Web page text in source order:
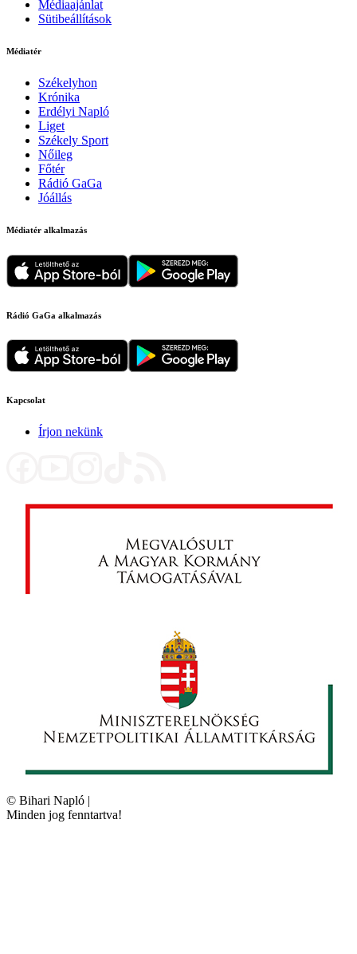
Médiaajánlat
Sütibeállítások
Médiatér
Székelyhon
Krónika
Erdélyi Napló
Liget
Székely Sport
Nőileg
Főtér
Rádió GaGa
Jóállás
Médiatér alkalmazás
Rádió GaGa alkalmazás
Kapcsolat
Írjon nekünk
© Bihari Napló |
Minden jog fenntartva!